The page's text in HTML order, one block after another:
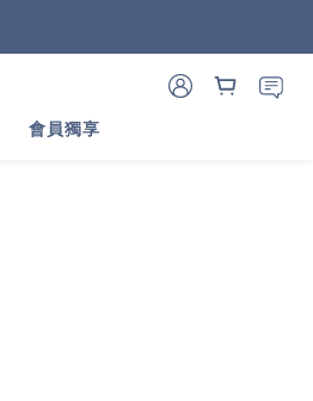
會員獨享